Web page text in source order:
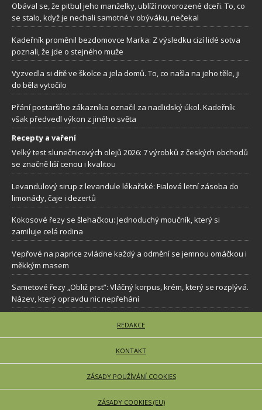
Obával se, že pitbul jeho manželky, ublíží novorozené dceři. To, co
se stalo, když je nechali samotné v obýváku, nečekal
Kadeřník proměnil bezdomovce Marka: Z výsledku cizí lidé sotva
poznali, že jde o stejného muže
Vyzvedla si dítě ve školce a jela domů. To, co našla na jeho těle, ji
do běla vytočilo
Přání postaršího zákazníka označil za nadlidský úkol. Kadeřník
však předvedl výkon z jiného světa
Recepty a vaření
Velký test slunečnicových olejů 2026: 7 výrobků z českých obchodů
se značně liší cenou i kvalitou
Levandulový sirup z levandule lékařské: Fialová letní zásoba do
limonády, čaje i dezertů
Kokosové řezy se šlehačkou: Jednoduchý moučník, který si
zamiluje celá rodina
Vepřové na paprice zvládne každý a odmění se jemnou omáčkou i
měkkým masem
Sametové řezy „Obliž prst”: Vláčný korpus, krém, který se rozplývá.
Název, který opravdu nic nepřehání
REDAKCE
KONTAKT
ZÁSADY POUŽÍVÁNÍ COOKIES
ZÁSADY COOKIES (EU)